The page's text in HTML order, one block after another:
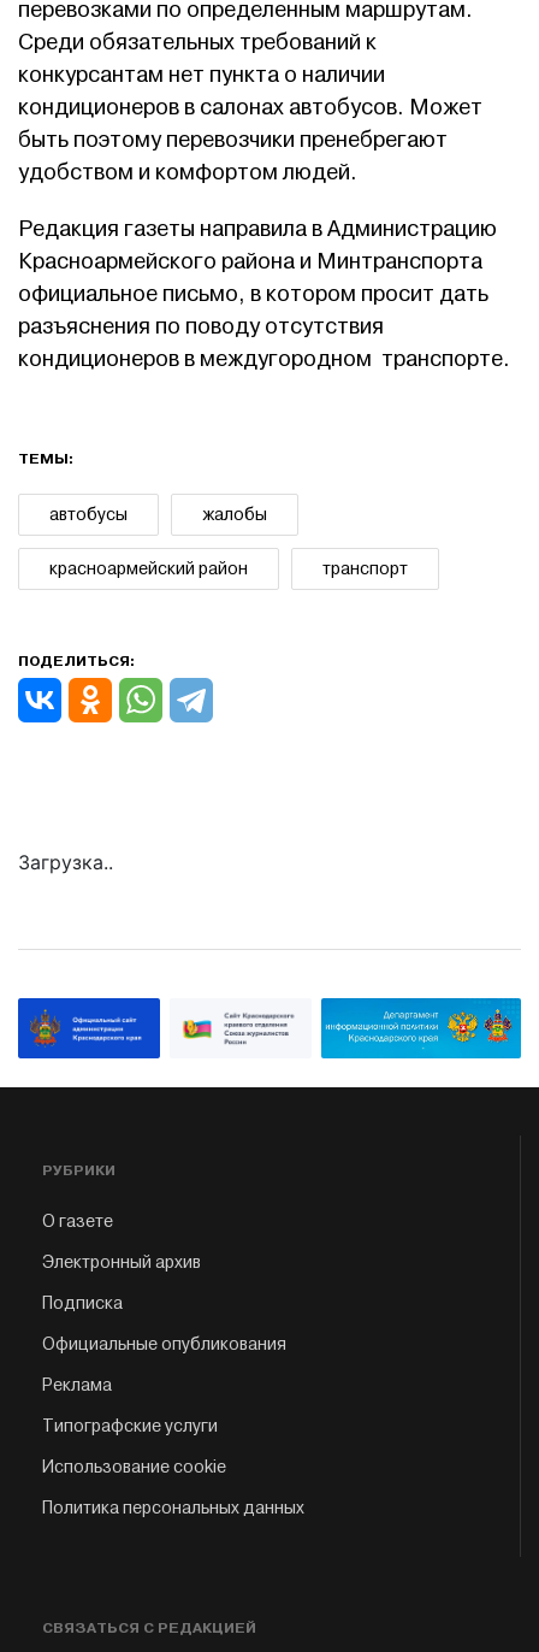
перевозками по определенным маршрутам.
Среди обязательных требований к
конкурсантам нет пункта о наличии
кондиционеров в салонах автобусов. Может
быть поэтому перевозчики пренебрегают
удобством и комфортом людей.
Редакция газеты направила в Администрацию
Красноармейского района и Минтранспорта
официальное письмо, в котором просит дать
разъяснения по поводу отсутствия
кондиционеров в междугородном транспорте.
ТЕМЫ:
автобусы жалобы
красноармейский район транспорт
ПОДЕЛИТЬСЯ:
Загрузка..
РУБРИКИ
О газете
Электронный архив
Подписка
Официальные опубликования
Реклама
Типографские услуги
Использование cookie
Политика персональных данных
СВЯЗАТЬСЯ С РЕДАКЦИЕЙ